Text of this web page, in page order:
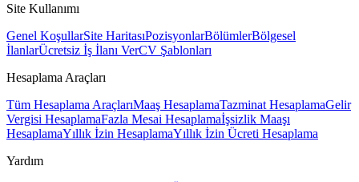
Site Kullanımı
Genel KoşullarSite HaritasıPozisyonlarBölümlerBölgesel
İlanlarÜcretsiz İş İlanı VerCV Şablonları
Hesaplama Araçları
Tüm Hesaplama AraçlarıMaaş HesaplamaTazminat HesaplamaGelir
Vergisi HesaplamaFazla Mesai Hesaplamaİşsizlik Maaşı
HesaplamaYıllık İzin HesaplamaYıllık İzin Ücreti Hesaplama
Yardım